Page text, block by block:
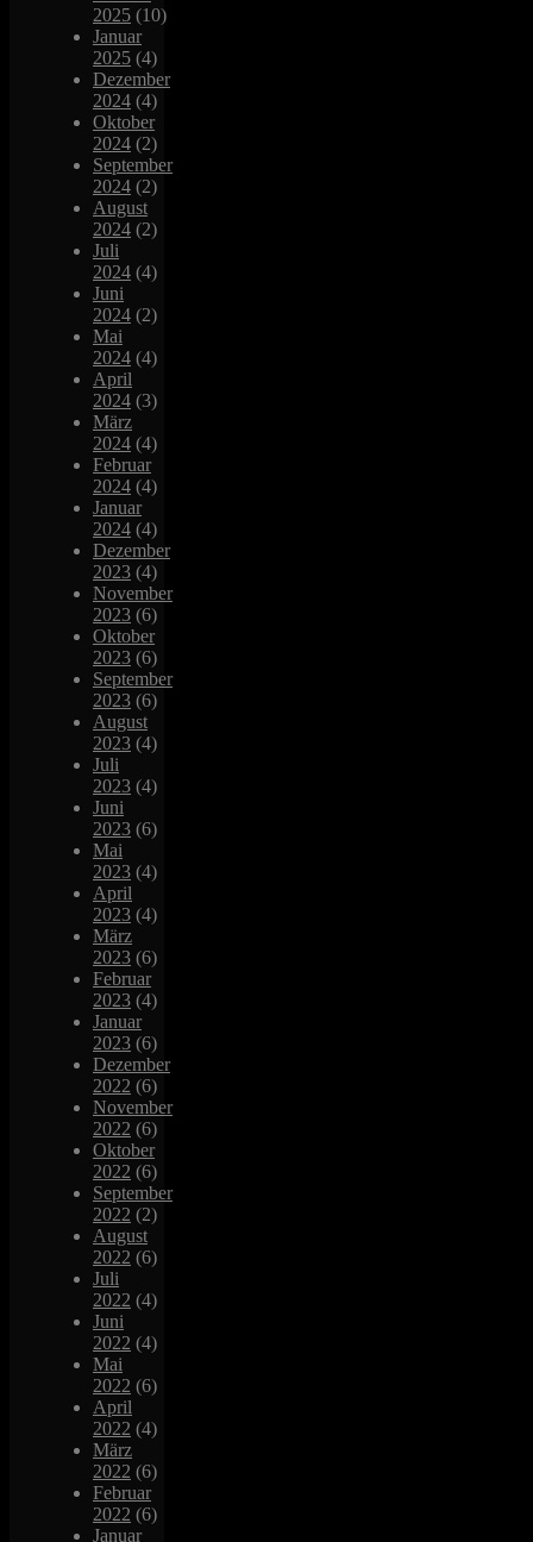
2025 (10)
Januar
2025 (4)
Dezember
2024 (4)
Oktober
2024 (2)
September
2024 (2)
August
2024 (2)
Juli
2024 (4)
Juni
2024 (2)
Mai
2024 (4)
April
2024 (3)
März
2024 (4)
Februar
2024 (4)
Januar
2024 (4)
Dezember
2023 (4)
November
2023 (6)
Oktober
2023 (6)
September
2023 (6)
August
2023 (4)
Juli
2023 (4)
Juni
2023 (6)
Mai
2023 (4)
April
2023 (4)
März
2023 (6)
Februar
2023 (4)
Januar
2023 (6)
Dezember
2022 (6)
November
2022 (6)
Oktober
2022 (6)
September
2022 (2)
August
2022 (6)
Juli
2022 (4)
Juni
2022 (4)
Mai
2022 (6)
April
2022 (4)
März
2022 (6)
Februar
2022 (6)
Januar